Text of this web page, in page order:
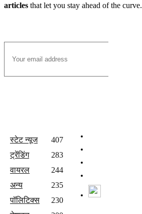
articles that let you stay ahead of the curve.
स्टेट न्यूज
407
ट्रेंडिंग
283
वायरल
244
अन्य
235
पॉलिटिक्स
230